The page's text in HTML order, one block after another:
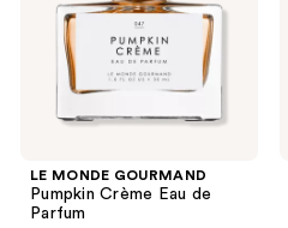
LE MONDE GOURMAND
Pumpkin Crème Eau de
Parfum